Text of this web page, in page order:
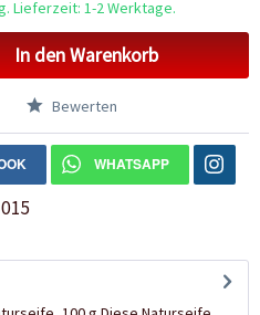
Lieferzeit: 1-2 Werktage.
In denWarenkorb
Bewerten
WHATSAPP